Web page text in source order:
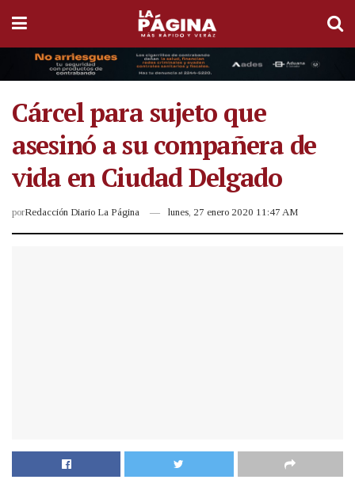
Cárcel para sujeto que
asesinó a su compañera de
vida en Ciudad Delgado
porRedacción Diario La Página lunes, 27 enero 2020 11:47 AM